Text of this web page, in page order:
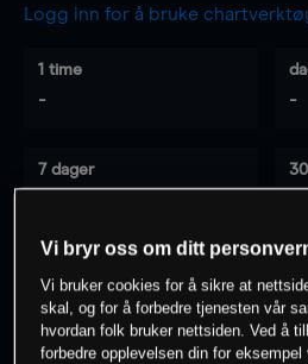
Logg inn for å bruke
1 time
- -
7 dager
0% av kunder erpå
Vi bryr oss om ditt
Vi bruker cookies for å sikre at
skal, og for å forbedre tjenesten vår
hvordan folk bruker nettsiden. Ved å
forbedre opplevelsen din for